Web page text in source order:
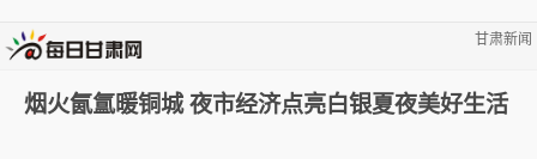
甘肃新闻
烟火氤氲暖铜城 夜市经济点亮白银夏夜美好生活